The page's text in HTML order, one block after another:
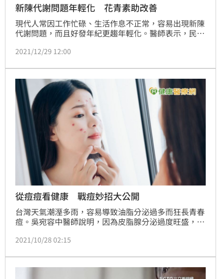
新陳代謝問題年輕化 花青素助改善
現代人常因工作忙碌、生活作息不正常，容易出現新陳
代謝問題，而且好發年紀更趨年輕化。醫師表示，民眾
隨時注意身體狀態；營養師也建議，可透過日常飲食來
陳代謝！
2021/12/29 12:00
從痘痘看健康 戰痘妙招大公開
台灣天氣潮溼多雨，容易導致油脂分泌過多而狂長青春
痘。吳宛容中醫師說明，因為皮脂腺分泌過度旺盛，空
過度、促進皮脂腺發育所致。部份女性在月經前痘痘容
以內分泌不穩定也是青春痘最惱人的地方，造成月經時
痘痘狂冒。
2021/10/28 02:15